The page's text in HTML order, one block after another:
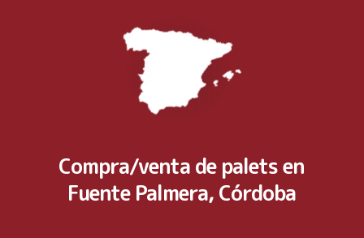
Compra/venta de palets en
Fuente Palmera, Córdoba